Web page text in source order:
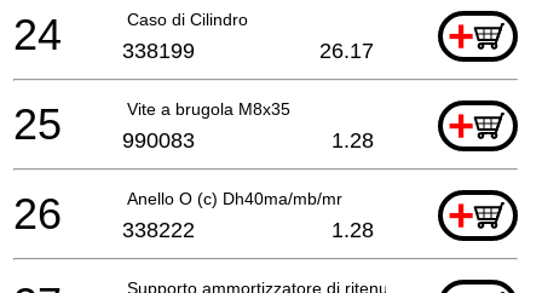
Caso di Cilindro +
24 338199 26.17
Vite a brugola M8x35 +
25 990083 1.28
Anello O (c) Dh40ma/mb/mr +
26 338222 1.28
Supporto ammortizzatore di ritenuta